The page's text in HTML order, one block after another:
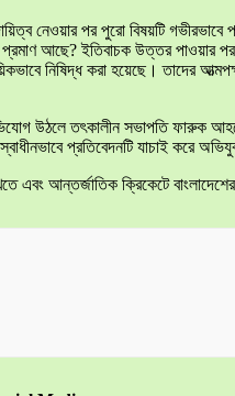
নেওয়ার পর পুরো বিষয়টি গভীরভাবে
প্রমাণ আছে? ইতিবাচক উত্তর
নিষিদ্ধ করা হয়েছে। তাদের
উঠলে তৎকালীন সভাপতি ফারুক
স্বাধীনভাবে প্রতিবেদনটি যাচাই করে
এবং আন্তর্জাতিক ক্রিকেটে